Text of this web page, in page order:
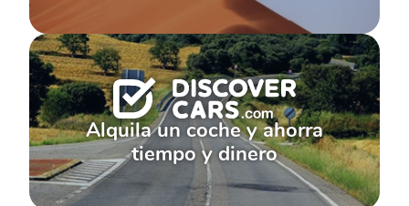
Alquila un coche y ahorra
tiempo y dinero